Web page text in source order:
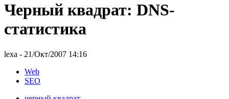
Черный квадрат: DNS-
статистика
lexa - 21/Окт/2007 14:16
Web
SEO